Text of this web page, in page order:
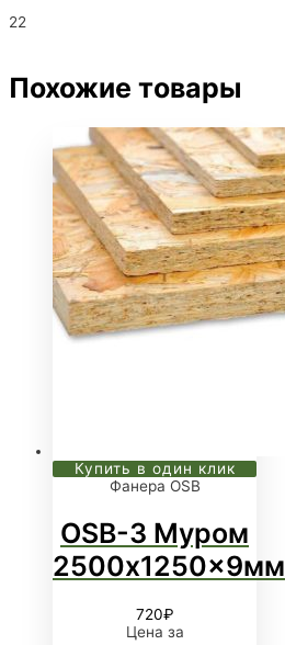
22
Похожие товары
Купить в один клик
Фанера OSB
OSB-3 Муром
2500x1250x9мм
720₽
Цена за